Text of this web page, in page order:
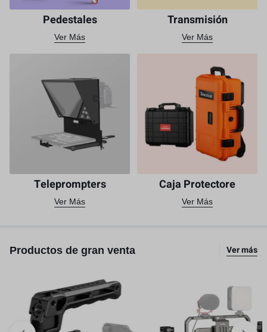
Pedestales
Ver Más
Transmisión
Ver Más
Teleprompters
Ver Más
Caja Protectore
Ver Más
Productos de gran venta Ver más